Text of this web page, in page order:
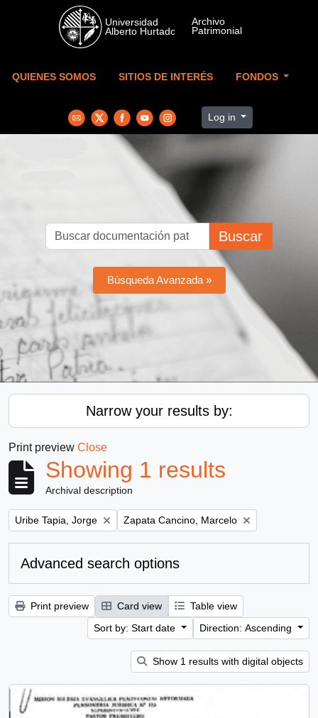
Skip to main content
QUIENES SOMOS SITIOS DE INTERÉS FONDOS
Log in
Buscar
Búsqueda Avanzada »
Narrow your results by:
Print preview Close
Showing 1 results
Archival description
Remove filter:
Uribe Tapia, Jorge Remove filter:
Zapata Cancino, Marcelo
Advanced search options
Print preview Card view
Table view
Sort by: Start date
Direction: Ascending
Show 1 results with digital objects